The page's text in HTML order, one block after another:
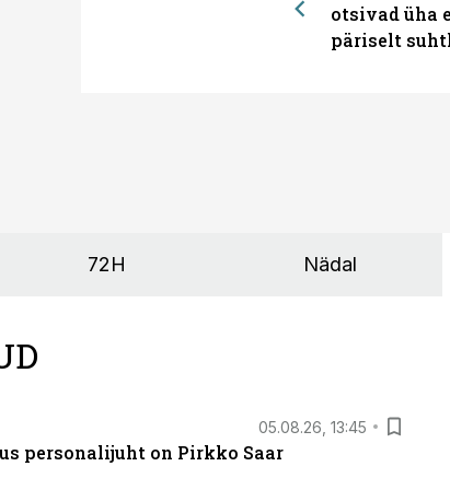
otsivad üha
päriselt
72H Nädal
05.08.26, 13:45
personalijuht on Pirkko Saar